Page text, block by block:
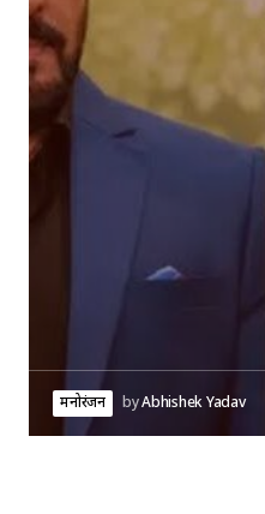
मनोरंजन byAbhishek Yadav